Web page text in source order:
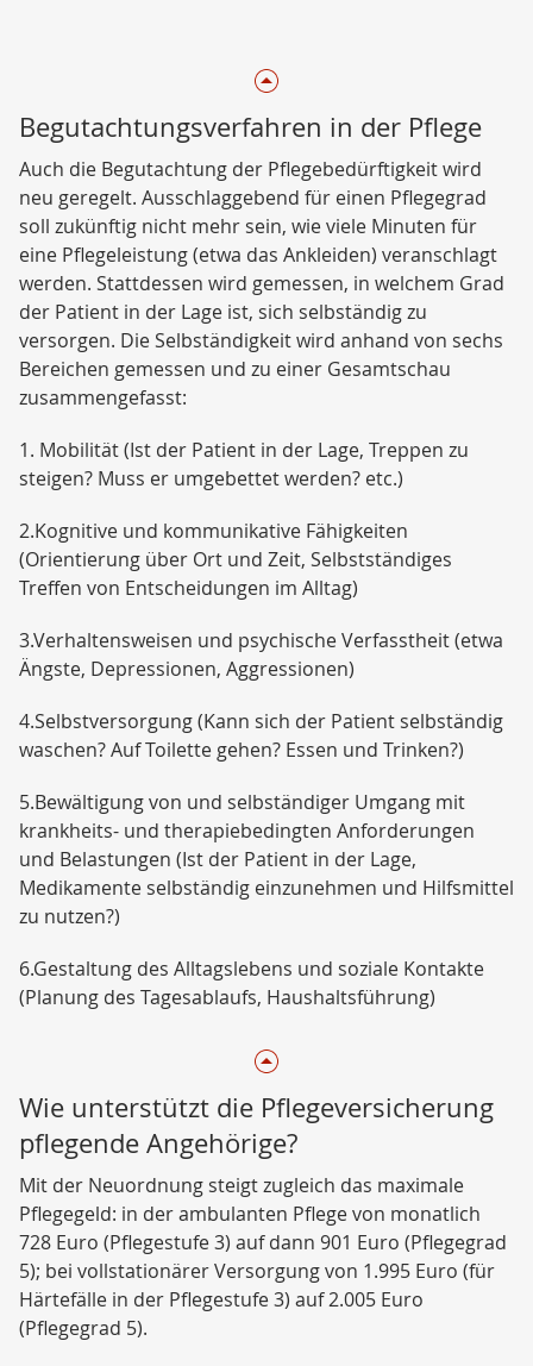
Begutachtungsverfahren in der Pflege
Auch die Begutachtung der Pflegebedürftigkeit wird
neu geregelt. Ausschlaggebend für einen Pflegegrad
soll zukünftig nicht mehr sein, wie viele Minuten für
eine Pflegeleistung (etwa das Ankleiden) veranschlagt
werden. Stattdessen wird gemessen, in welchem Grad
der Patient in der Lage ist, sich selbständig zu
versorgen. Die Selbständigkeit wird anhand von sechs
Bereichen gemessen und zu einer Gesamtschau
zusammengefasst:
1. Mobilität (Ist der Patient in der Lage, Treppen zu
steigen? Muss er umgebettet werden? etc.)
2.Kognitive und kommunikative Fähigkeiten
(Orientierung über Ort und Zeit, Selbstständiges
Treffen von Entscheidungen im Alltag)
3.Verhaltensweisen und psychische Verfasstheit (etwa
Ängste, Depressionen, Aggressionen)
4.Selbstversorgung (Kann sich der Patient selbständig
waschen? Auf Toilette gehen? Essen und Trinken?)
5.Bewältigung von und selbständiger Umgang mit
krankheits- und therapiebedingten Anforderungen
und Belastungen (Ist der Patient in der Lage,
Medikamente selbständig einzunehmen und Hilfsmittel
zu nutzen?)
6.Gestaltung des Alltagslebens und soziale Kontakte
(Planung des Tagesablaufs, Haushaltsführung)
Wie unterstützt die Pflegeversicherung
pflegende Angehörige?
Mit der Neuordnung steigt zugleich das maximale
Pflegegeld: in der ambulanten Pflege von monatlich
728 Euro (Pflegestufe 3) auf dann 901 Euro (Pflegegrad
5); bei vollstationärer Versorgung von 1.995 Euro (für
Härtefälle in der Pflegestufe 3) auf 2.005 Euro
(Pflegegrad 5).